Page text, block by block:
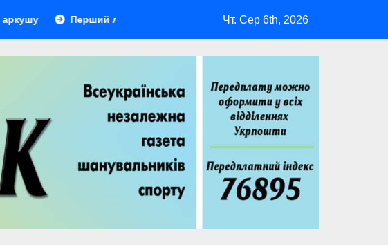
Перший лідер Повернення Мудрика Втрачені ілюзії
Чт. Сер 6th, 2026